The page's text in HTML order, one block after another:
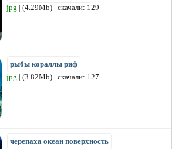
jpg | (4.29Mb) | скачали: 129
рыбы кораллы риф
jpg | (3.82Mb) | скачали: 127
черепаха океан поверхность